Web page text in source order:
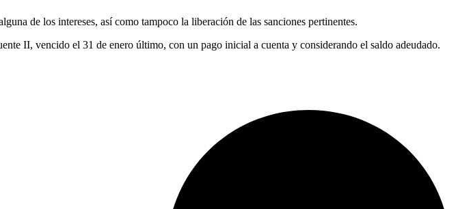
de los intereses, así como tampoco la liberación de las sanciones pertinentes.
II, vencido el 31 de enero último, con un pago inicial a cuenta y considerando el saldo adeudado.